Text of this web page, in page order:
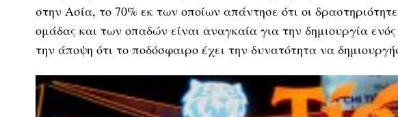
στην Ασία, το 70% εκ των οποίων απάντησε ότι οι
ομάδας και των οπαδών είναι αναγκαία για την δημιουργία
την άποψη ότι το ποδόσφαιρο έχει την δυνατότητα να